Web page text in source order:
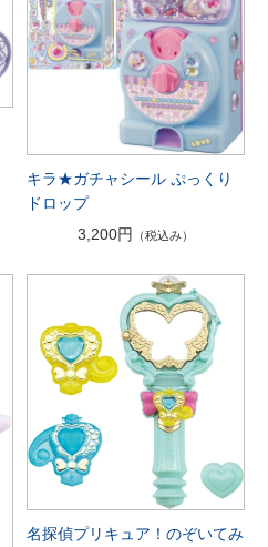
キラ★ガチャシール ぷっくり
ドロップ
3,200円
（税込み）
名探偵プリキュア！のぞいてみ